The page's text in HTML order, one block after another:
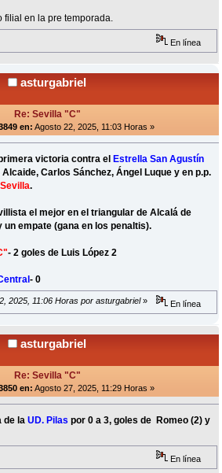
filial en la pre temporada.
En línea
asturgabriel
Re: Sevilla "C"
en: Agosto 22, 2025, 11:03 Horas »
victoria contra el Estrella San Agustín
Carlos Sánchez, Ángel Luque y en p.p.
.
el mejor en el triangular de Alcalá de
empate (gana en los penaltis).
- 2 goles de Luis López 2
- 0
2025, 11:06 Horas por asturgabriel» En línea
asturgabriel
Re: Sevilla "C"
en: Agosto 27, 2025, 11:29 Horas »
de laUD. Pilas por 0 a 3, goles de Romeo (2) y
En línea